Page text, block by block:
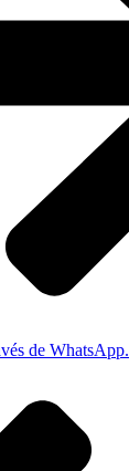
de WhatsApp.